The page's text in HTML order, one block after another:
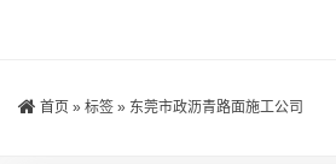
首页 » 标签 » 东莞市政沥青路面施工公司